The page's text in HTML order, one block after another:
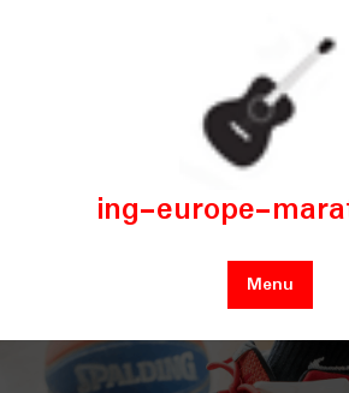
ing-europe-
Menu